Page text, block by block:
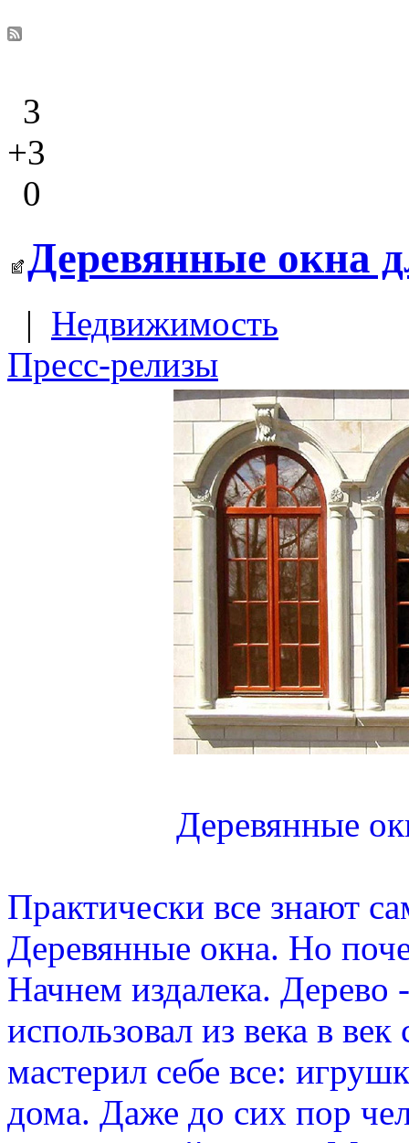
3
+3
0
Деревянные окна
| Недвижимость
Пресс-релизы
Деревянные
Практически все знают
Деревянные окна. Но
Начнем издалека. Дерево
использовал из века в
мастерил себе все:
дома. Даже до сих пор